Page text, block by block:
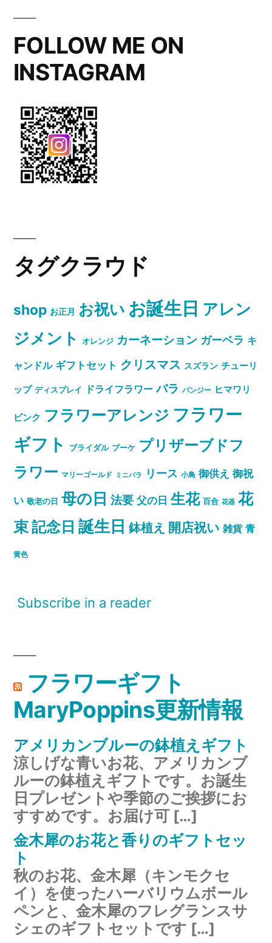
ン
の
ア
レ
ン
ジ
メ
FOLLOW ME ON
INSTAGRAM
タグクラウド
shop お正月 お祝い お誕生日 アレン
ジメント
オレンジ カーネーション ガーベラ キ
ャンドル ギフトセット クリスマス スズラン チューリ
ップ ディスプレイ ドライフラワー バラ パンジー ヒマワリ
ピンク フラワーアレンジ フラワー
ギフト
ブライダル ブーケ プリザーブドフ
ラワー マリーゴールド ミニバラ リース 小鳥 御供え 御祝
い 敬老の日 母の日 法要 父の日 生花 百合 花器 花
束記念日 誕生日 鉢植え 開店祝い 雑貨 青
黄色
Subscribe in a reader
フラワーギフト
MaryPoppins更新情報
アメリカンブルーの鉢植えギフト
涼しげな青いお花、アメリカンブ
ルーの鉢植えギフトです。お誕生
日プレゼントや季節のご挨拶にお
すすめです。お届け可 […]
金木犀のお花と香りのギフトセッ
ト
秋のお花、金木犀（キンモクセ
イ）を使ったハーバリウムボール
ペンと、金木犀のフレグランスサ
シェのギフトセットです […]